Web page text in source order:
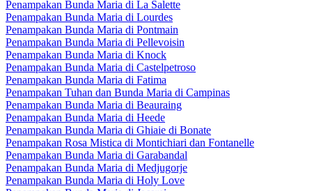
Penampakan Bunda Maria di La Salette
Penampakan Bunda Maria di Lourdes
Penampakan Bunda Maria di Pontmain
Penampakan Bunda Maria di Pellevoisin
Penampakan Bunda Maria di Knock
Penampakan Bunda Maria di Castelpetroso
Penampakan Bunda Maria di Fatima
Penampakan Tuhan dan Bunda Maria di Campinas
Penampakan Bunda Maria di Beauraing
Penampakan Bunda Maria di Heede
Penampakan Bunda Maria di Ghiaie di Bonate
Penampakan Rosa Mistica di Montichiari dan Fontanelle
Penampakan Bunda Maria di Garabandal
Penampakan Bunda Maria di Medjugorje
Penampakan Bunda Maria di Holy Love